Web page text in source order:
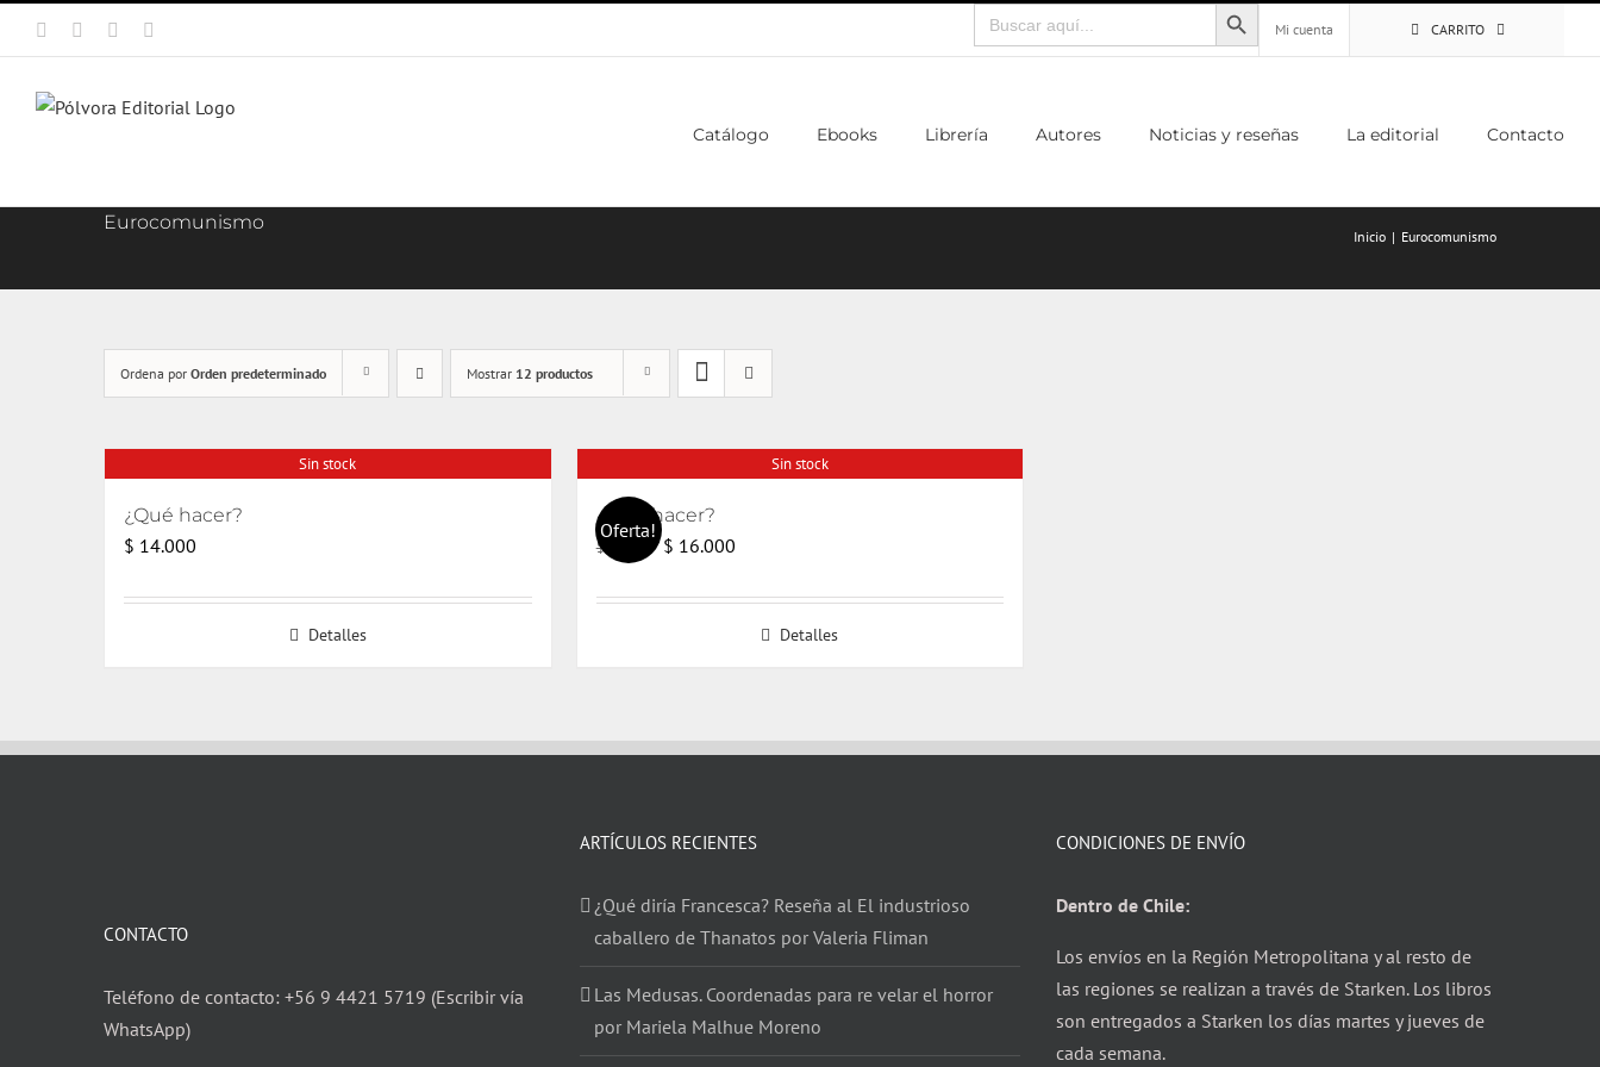
Facebook Instagram
Buscar:
Mi cuenta
CARRITO
Catálogo Ebooks Librería Autores Noticias y reseñas La editorial Contacto
Eurocomunismo
Inicio Eurocomunismo
Ordena por Orden predeterminado Mostrar 12 productos
Sin stock
¿Qué hacer?
$ 14.000
Detalles
Sin stock
Oferta!
¿Qué hacer?
$17.000
El
original
$ 16.000El
actual
Detalles
CONTACTO
Teléfono de contacto: +56 9 4421 5719 (Escribir vía
WhatsApp)
ARTÍCULOS RECIENTES
¿Qué diría Francesca? Reseña al El industrioso
caballero de Thanatos por Valeria Fliman
Las Medusas. Coordenadas para re velar el horror
por Mariela Malhue Moreno
CONDICIONES DE ENVÍO
Dentro de Chile:
Los envíos en la Región Metropolitana y al resto de
las regiones se realizan a través de Starken. Los libros
son entregados a Starken los días martes y jueves de
cada semana.